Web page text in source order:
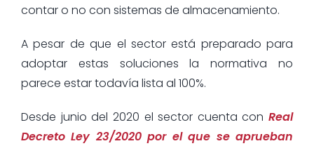
contar o no con sistemas de almacenamiento.
A pesar de que el sector está preparado para
adoptar estas soluciones la normativa no
parece estar todavía lista al 100%.
Desde junio del 2020 el sector cuenta conReal
Decreto Ley 23/2020 por el que se aprueban